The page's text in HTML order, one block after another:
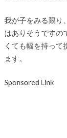
我が子をみる限り
はありそうですの
くても幅を持っ
ます。
Sponsored Link